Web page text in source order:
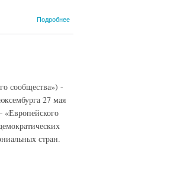
Подробнее
сообщества») -
27 мая
«Европейского
стран.